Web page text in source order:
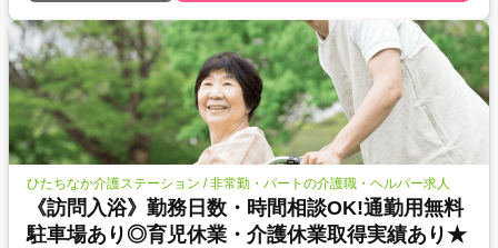
ひたちなか介護ステーション / 非常勤・パートの介護職・ヘルパー求人
《訪問入浴》勤務日数・時間相談OK!通勤用無料
駐車場あり◎育児休業・介護休業取得実績あり★